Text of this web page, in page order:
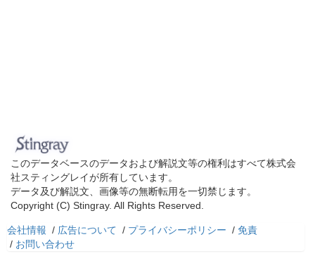
このデータベースのデータおよび解説文等の権利はすべて株式会
社スティングレイが所有しています。
データ及び解説文、画像等の無断転用を一切禁じます。
Copyright (C) Stingray. All Rights Reserved.
会社情報 / 広告について / プライバシーポリシー / 免責
/ お問い合わせ